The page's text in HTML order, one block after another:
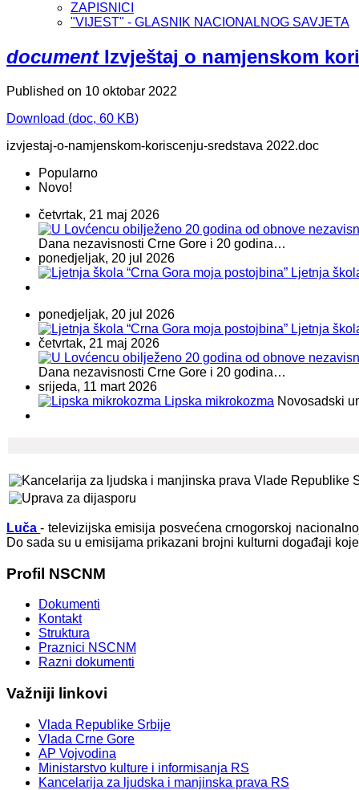
ZAPISNICI
"VIJEST" - GLASNIK NACIONALNOG SAVJETA
document Izvještaj o namjenskom
Published on 10 oktobar 2022
Download (doc, 60 KB)
izvjestaj-o-namjenskom-koriscenju-sredstava 2022.doc
Popularno
Novo!
četvrtak, 21 maj 2026
Dana nezavisnosti Crne Gore i 20 godina…
ponedjeljak, 20 jul 2026
Ljetnja
ponedjeljak, 20 jul 2026
Ljetnja
četvrtak, 21 maj 2026
Dana nezavisnosti Crne Gore i 20 godina…
srijeda, 11 mart 2026
Lipska mikrokozma Novosadski
Luča - televizijska emisija posvećena crnogorskoj
Do sada su u emisijama prikazani brojni kulturni događaji
Profil NSCNM
Dokumenti
Kontakt
Struktura
Praznici NSCNM
Razni dokumenti
Važniji linkovi
Vlada Republike Srbije
Vlada Crne Gore
AP Vojvodina
Ministarstvo kulture i informisanja RS
Kancelarija za ljudska i manjinska prava RS